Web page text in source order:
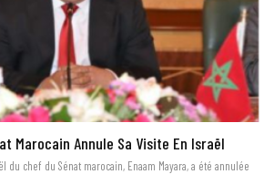
Marocain Annule Sa Visite En Israël
du chef du Sénat marocain, Enaam Mayara, a été annulée